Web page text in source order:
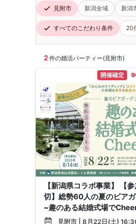
見附市 新潟全域 新潟
すべてのこだわり条件 20
2 件の婚活パーティー(見附市)
開催確定
【新潟県コラボ事業】
切】総勢60人の夏のビア
~趣のある結婚式場で
見附市 | 8月22日(土)